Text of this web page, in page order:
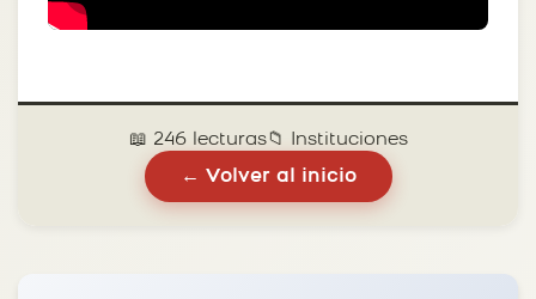
📖 246 lecturas📁 Instituciones
← Volver al inicio